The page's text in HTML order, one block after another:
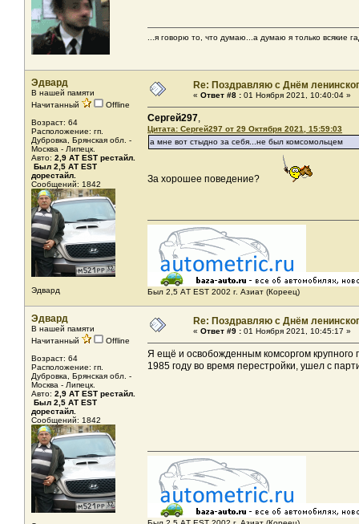
...я говорю то, что думаю...а думаю я только всякие
Эдвард
В нашей памяти
Начитанный
Offline
Возраст: 64
Расположение: гп.
Дубровка, Брянская обл. -
Москва - Липецк.
Авто: 2,9 АТ EST рестайл.
Был 2,5 АТ ЕST
дорестайл.
Сообщений: 1842
Эдвард
Re: Поздравляю с Днём
« Ответ #8 : 01 Ноября 2021, 10:40:04 »
Сергей297,
Цитата: Сергей297 от 29 Октября 2021, 15:59:03
а мне вот стыдно за себя...не был комсомольцем
За хорошее поведение?
Был 2,5 AТ EST 2002 г. Азиат (Кореец)
Эдвард
В нашей памяти
Начитанный
Offline
Возраст: 64
Расположение: гп.
Дубровка, Брянская обл. -
Москва - Липецк.
Авто: 2,9 АТ EST рестайл.
Был 2,5 АТ ЕST
дорестайл.
Сообщений: 1842
Re: Поздравляю с Днём
« Ответ #9 : 01 Ноября 2021, 10:45:17 »
Я ещё и освобожденным комсоргом крупного
1985 году во время перестройки, ушел с